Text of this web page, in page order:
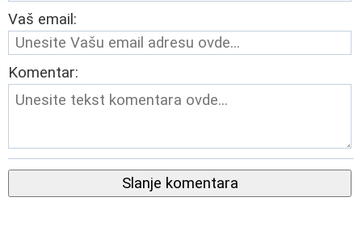
Vaš email:
Komentar:
Slanje komentara